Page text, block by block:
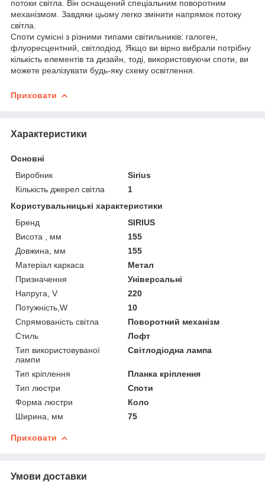
потоки світла. Він оснащений спеціальним поворотним
механізмом. Завдяки цьому легко змінити напрямок потоку
світла.
Споти сумісні з різними типами світильників: галоген,
флуоресцентний, світлодіод. Якщо ви вірно вибрали потрібну
кількість елементів та дизайн, тоді, використовуючи споти, ви
можете реалізувати будь-яку схему освітлення.
Приховати
Характеристики
Основні
Виробник
Sirius
Кількість джерел світла
1
Користувальницькі характеристики
Бренд
SIRIUS
Висота , мм
155
Довжина, мм
155
Матеріал каркаса
Метал
Призначення
Універсальні
Напруга, V
220
Потужність,W
10
Спрямованість світла
Поворотний механізм
Стиль
Лофт
Тип використовуваної
лампи
Світлодіодна лампа
Тип кріплення
Планка кріплення
Тип люстри
Споти
Форма люстри
Коло
Ширина, мм
75
Приховати
Умови доставки